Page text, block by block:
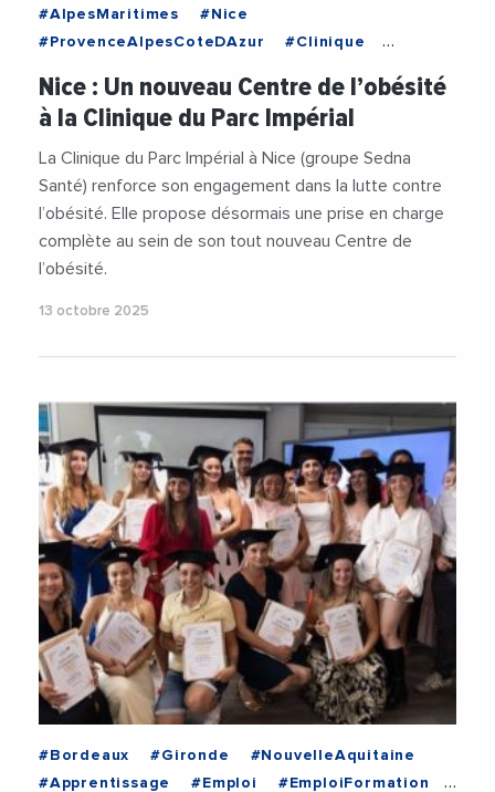
#AlpesMaritimes
#Nice
#ProvenceAlpesCoteDAzur
#Clinique
Nice : Un nouveau Centre de l’obésité
à la Clinique du Parc Impérial
La Clinique du Parc Impérial à Nice (groupe Sedna
Santé) renforce son engagement dans la lutte contre
l’obésité. Elle propose désormais une prise en charge
complète au sein de son tout nouveau Centre de
l’obésité.
13 octobre 2025
#Bordeaux #Gironde
#NouvelleAquitaine
#Apprentissage
#Emploi
#EmploiFormation